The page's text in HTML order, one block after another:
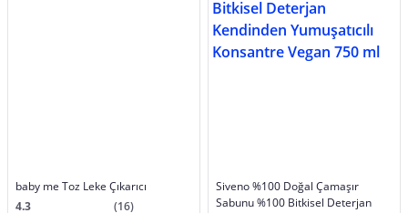
baby me Toz Leke Çıkarıcı
4.3
(16)
Siveno %100 Doğal Çamaşır
Sabunu %100 Bitkisel Deterjan